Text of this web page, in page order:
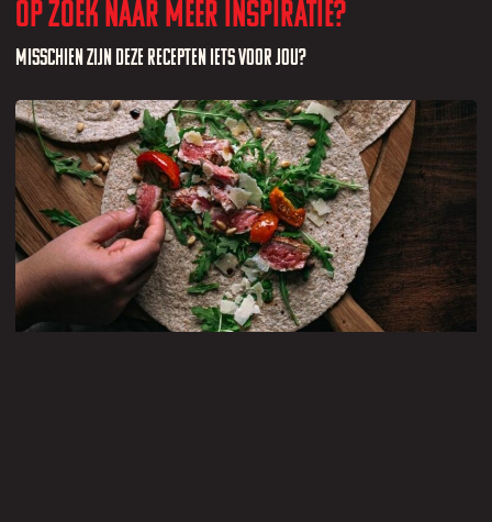
Op zoek naar meer inspiratie?
Misschien zijn deze recepten iets voor jou?